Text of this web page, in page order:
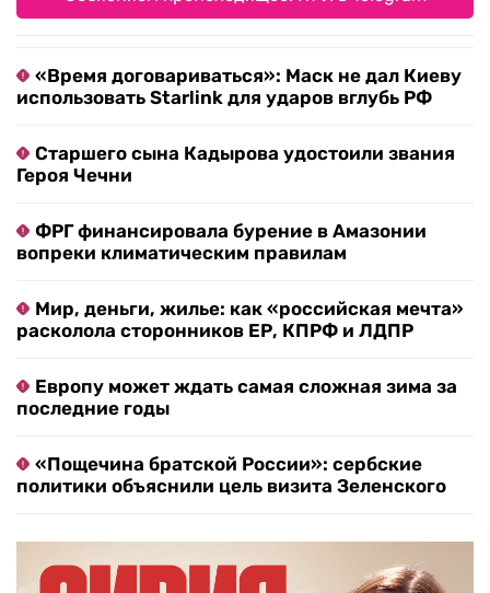
«Время договариваться»: Маск не дал Киеву
использовать Starlink для ударов вглубь РФ
Старшего сына Кадырова удостоили звания
Героя Чечни
ФРГ финансировала бурение в Амазонии
вопреки климатическим правилам
Мир, деньги, жилье: как «российская мечта»
расколола сторонников ЕР, КПРФ и ЛДПР
Европу может ждать самая сложная зима за
последние годы
«Пощечина братской России»: сербские
политики объяснили цель визита Зеленского